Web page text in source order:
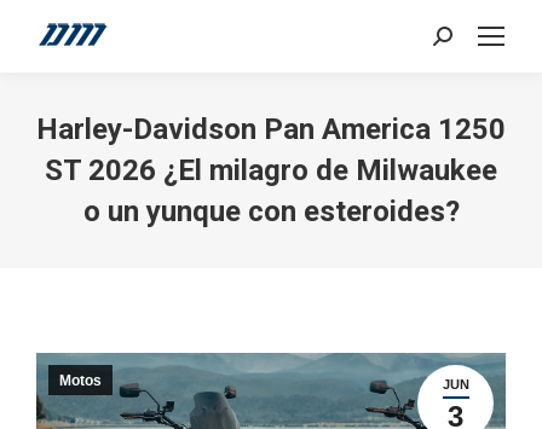
Search:
Harley-Davidson Pan America 1250
ST 2026 ¿El milagro de Milwaukee
o un yunque con esteroides?
JUN
3
Motos